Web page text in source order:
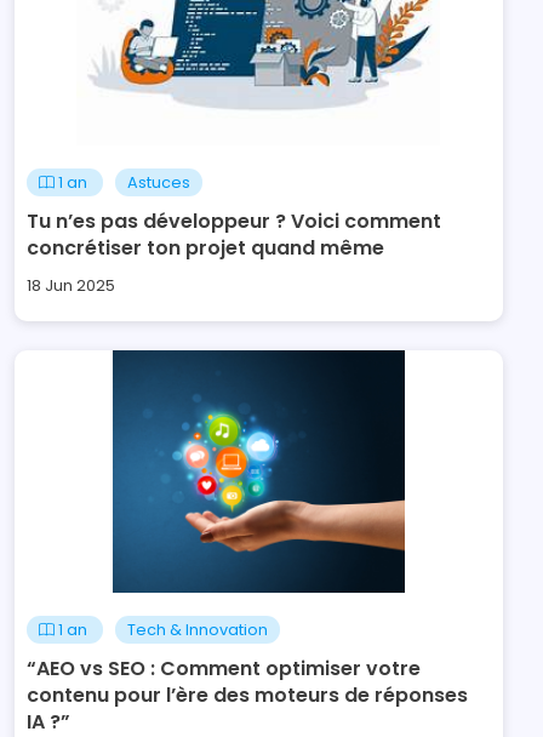
1 an Astuces
Tu n’es pas développeur ? Voici comment
concrétiser ton projet quand même
18 Jun 2025
1 an Tech & Innovation
“AEO vs SEO : Comment optimiser votre
contenu pour l’ère des moteurs de réponses
IA ?”